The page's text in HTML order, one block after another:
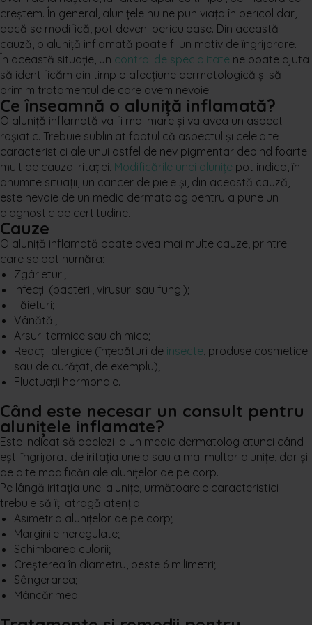
sezonul
rece
și
de
ce
creștem. În general, alunițele nu ne pun viața în pericol dar,
dacă se modifică, pot deveni periculoase. Din această
cauză, o aluniță inflamată poate fi un motiv de îngrijorare.
În această situație, un control de specialitate ne poate ajuta
să identificăm din timp o afecțiune dermatologică și să
primim tratamentul de care avem nevoie.
Ce înseamnă o aluniță inflamată?
O aluniță inflamată va fi mai mare și va avea un aspect
roșiatic. Trebuie subliniat faptul că aspectul și celelalte
caracteristici ale unui astfel de nev pigmentar depind foarte
mult de cauza iritației. Modificările unei alunițe pot indica, în
anumite situații, un cancer de piele și, din această cauză,
este nevoie de un medic dermatolog pentru a pune un
diagnostic de certitudine.
Cauze
O aluniță inflamată poate avea mai multe cauze, printre
care se pot număra:
Zgârieturi;
Infecții (bacterii, virusuri sau fungi);
Tăieturi;
Vânătăi;
Arsuri termice sau chimice;
Reacții alergice (înțepături de insecte, produse cosmetice
sau de curățat, de exemplu);
Fluctuații hormonale.
Când este necesar un consult pentru
alunițele inflamate?
Este indicat să apelezi la un medic dermatolog atunci când
ești îngrijorat de iritația uneia sau a mai multor alunițe, dar și
de alte modificări ale alunițelor de pe corp.
Pe lângă iritația unei alunițe, următoarele caracteristici
trebuie să îți atragă atenția:
Asimetria alunițelor de pe corp;
Marginile neregulate;
Schimbarea culorii;
Creșterea în diametru, peste 6 milimetri;
Sângerarea;
Mâncărimea.